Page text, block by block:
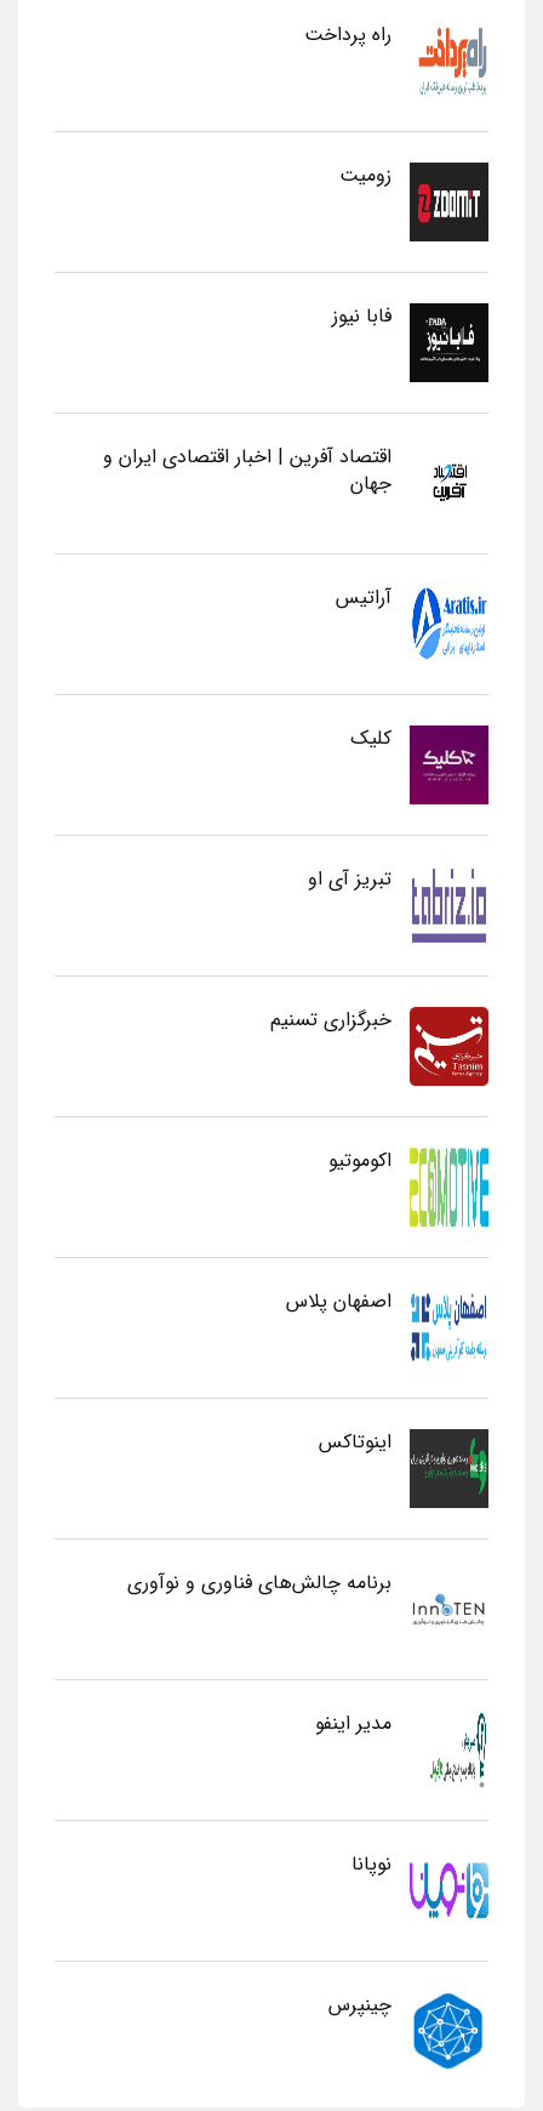
راه پرداخت
زومیت
فابا نیوز
اقتصاد آفرین | اخبار اقتصادی ایران و
جهان
آراتیس
کلیک
تبریز آی او
خبرگزاری تسنیم
اکوموتیو
اصفهان پلاس
اینوتاکس
برنامه چالش‌های فناوری و نوآوری
مدیر اینفو
نوپانا
چینپرس